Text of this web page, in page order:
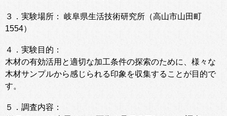
３．実験場所： 岐阜県生活技術研究所（高山市山田町
1554）
４．実験目的：
木材の有効活用と適切な加工条件の探索のために、様々な
木材サンプルから感じられる印象を収集することが目的で
す。
５．調査内容：